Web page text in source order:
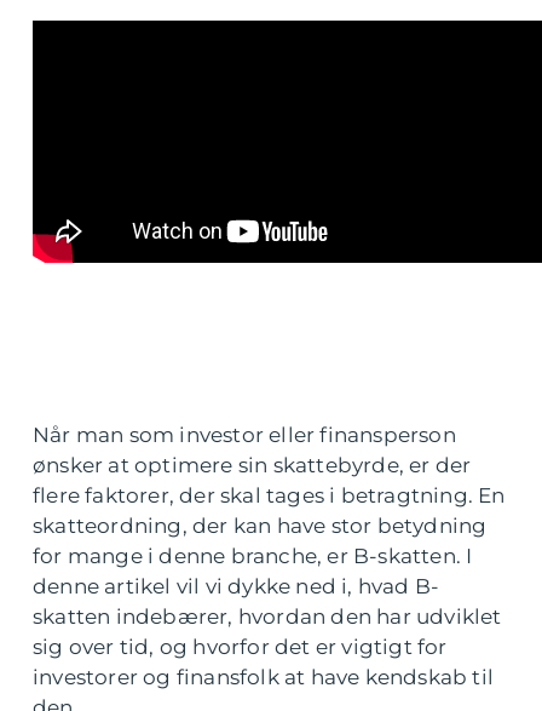
Når man som investor eller finansperson
ønsker at optimere sin skattebyrde, er der
flere faktorer, der skal tages i betragtning. En
skatteordning, der kan have stor betydning
for mange i denne branche, er B-skatten. I
denne artikel vil vi dykke ned i, hvad B-
skatten indebærer, hvordan den har udviklet
sig over tid, og hvorfor det er vigtigt for
investorer og finansfolk at have kendskab til